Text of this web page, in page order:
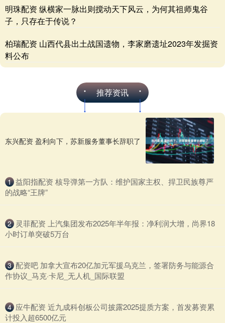
明珠配资 纵横家一脉出则搅动天下风云，为何其祖师鬼谷
子，只存在于传说？
柏瑞配资 山西代县出土战国遗物，李家磨遗址2023年发掘资
料公布
推荐资讯
东兴配资 盈利向下，苏新服务董事长辞职了
1 ​益阳指配资 核导弹第一方队：维护国家主权、捍卫民族尊严
的战略“王牌”
2 ​灵菲配资 上汽集团发布2025年半年报：净利润大增，尚界18
小时订单突破5万台
3 ​配资吧 加拿大宣布20亿加元军援乌克兰，签署防务与能源合
作协议_马克·卡尼_无人机_国际联盟
4 ​应牛配资 近九成科创板公司披露2025提质方案，首发募资累
计投入超6500亿元